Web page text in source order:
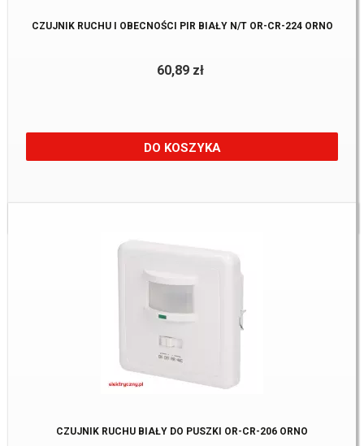
CZUJNIK RUCHU I OBECNOŚCI PIR BIAŁY N/T OR-CR-224 ORNO
60,89 zł
DO KOSZYKA
Dostępne:2 Szt.
CZUJNIK RUCHU BIAŁY DO PUSZKI OR-CR-206 ORNO